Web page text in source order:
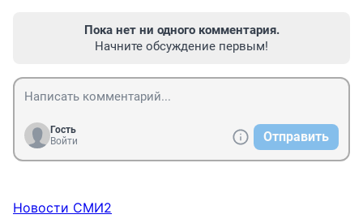
Пока нет ни одного комментария.
Начните обсуждение первым!
Гость
Войти
Отправить
Новости СМИ2